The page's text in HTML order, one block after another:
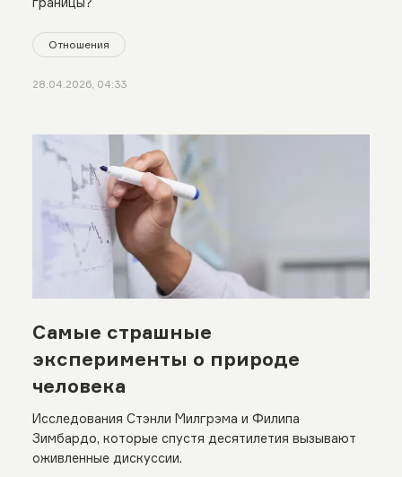
Отношения
28.04.2026, 04:33
Самые страшные
эксперименты о природе
человека
Исследования Стэнли Милгрэма и Филипа
Зимбардо, которые спустя десятилетия вызывают
оживленные дискуссии.